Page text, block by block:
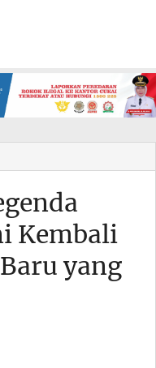
Kembali
yang